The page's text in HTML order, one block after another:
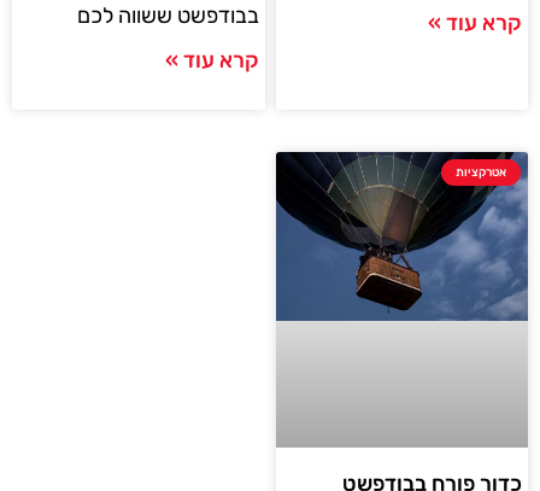
קרא עוד »
בבודפשט ששווה לכם
קרא עוד »
אטרקציות
כדור פורח בבודפשט